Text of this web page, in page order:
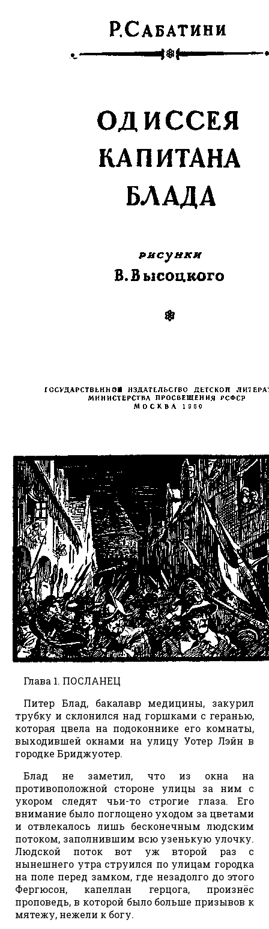
Глава 1. ПОСЛАНЕЦ
Питер Блад, бакалавр медицины, закурил
трубку и склонился над горшками с геранью,
которая цвела на подоконнике его комнаты,
выходившей окнами на улицу Уотер Лэйн в
городке Бриджуотер.
Блад не заметил, что из окна на
противоположной стороне улицы за ним с
укором следят чьи-то строгие глаза. Его
внимание было поглощено уходом за цветами
и отвлекалось лишь бесконечным людским
потоком, заполнившим всю узенькую улочку.
Людской поток вот уж второй раз с
нынешнего утра струился по улицам городка
на поле перед замком, где незадолго до этого
Фергюсон, капеллан герцога, произнёс
проповедь, в которой было больше призывов к
мятежу, нежели к богу.